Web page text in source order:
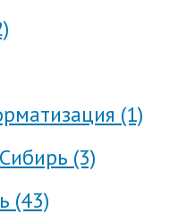
(1)
Сибирь (3)
(43)